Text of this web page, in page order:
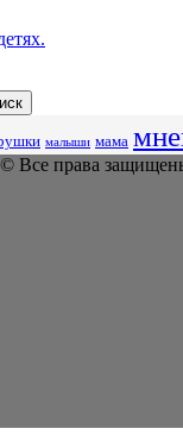
малыши мама
Все права